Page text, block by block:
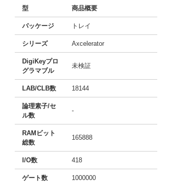
型 商品概要
パッケージ トレイ
シリーズ Axcelerator
DigiKeyプロ
グラマブル
未検証
LAB/CLB数 18144
論理素子/セ
ル数
-
RAMビット
総数
165888
I/O数 418
ゲート数 1000000